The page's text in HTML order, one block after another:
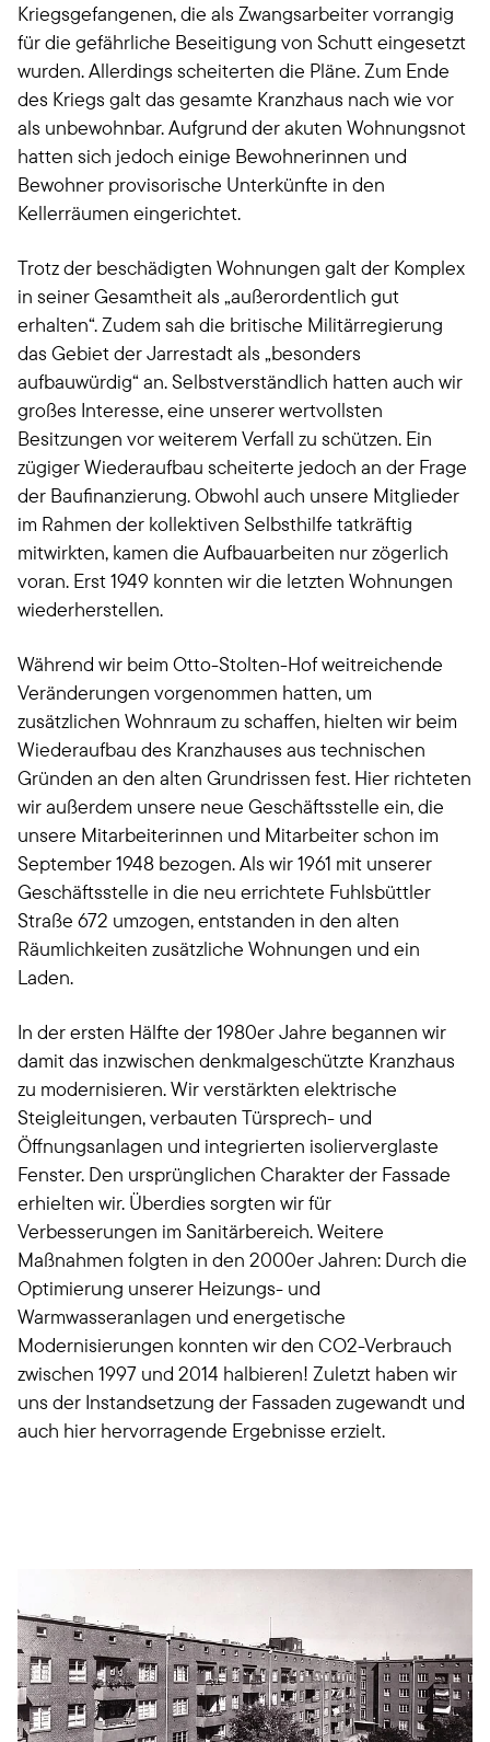
Kriegsgefangenen, die als Zwangsarbeiter vorrangig
für die gefährliche Beseitigung von Schutt eingesetzt
wurden. Allerdings scheiterten die Pläne. Zum Ende
des Kriegs galt das gesamte Kranzhaus nach wie vor
als unbewohnbar. Aufgrund der akuten Wohnungsnot
hatten sich jedoch einige Bewohnerinnen und
Bewohner provisorische Unterkünfte in den
Kellerräumen eingerichtet.
Trotz der beschädigten Wohnungen galt der Komplex
in seiner Gesamtheit als „außerordentlich gut
erhalten“. Zudem sah die britische Militärregierung
das Gebiet der Jarrestadt als „besonders
aufbauwürdig“ an. Selbstverständlich hatten auch wir
großes Interesse, eine unserer wertvollsten
Besitzungen vor weiterem Verfall zu schützen. Ein
zügiger Wiederaufbau scheiterte jedoch an der Frage
der Baufinanzierung. Obwohl auch unsere Mitglieder
im Rahmen der kollektiven Selbsthilfe tatkräftig
mitwirkten, kamen die Aufbauarbeiten nur zögerlich
voran. Erst 1949 konnten wir die letzten Wohnungen
wiederherstellen.
Während wir beim Otto-Stolten-Hof weitreichende
Veränderungen vorgenommen hatten, um
zusätzlichen Wohnraum zu schaffen, hielten wir beim
Wiederaufbau des Kranzhauses aus technischen
Gründen an den alten Grundrissen fest. Hier richteten
wir außerdem unsere neue Geschäftsstelle ein, die
unsere Mitarbeiterinnen und Mitarbeiter schon im
September 1948 bezogen. Als wir 1961 mit unserer
Geschäftsstelle in die neu errichtete Fuhlsbüttler
Straße 672 umzogen, entstanden in den alten
Räumlichkeiten zusätzliche Wohnungen und ein
Laden.
In der ersten Hälfte der 1980er Jahre begannen wir
damit das inzwischen denkmalgeschützte Kranzhaus
zu modernisieren. Wir verstärkten elektrische
Steigleitungen, verbauten Türsprech- und
Öffnungsanlagen und integrierten isolierverglaste
Fenster. Den ursprünglichen Charakter der Fassade
erhielten wir. Überdies sorgten wir für
Verbesserungen im Sanitärbereich. Weitere
Maßnahmen folgten in den 2000er Jahren: Durch die
Optimierung unserer Heizungs- und
Warmwasseranlagen und energetische
Modernisierungen konnten wir den CO2-Verbrauch
zwischen 1997 und 2014 halbieren! Zuletzt haben wir
uns der Instandsetzung der Fassaden zugewandt und
auch hier hervorragende Ergebnisse erzielt.